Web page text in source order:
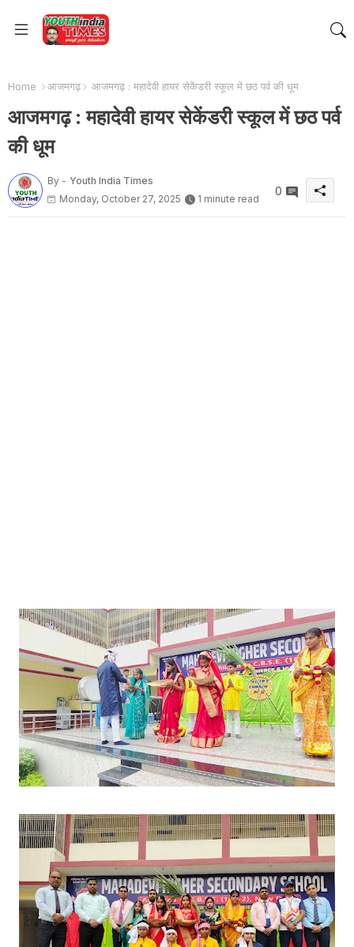
Home आजमगढ़ आजमगढ़ : महादेवी हायर सेकेंडरी स्कूल में छठ पर्व की धूम
आजमगढ़ : महादेवी हायर सेकेंडरी स्कूल में छठ पर्व
की धूम
By - Youth India Times
Monday, October 27, 2025
1 minute read
0